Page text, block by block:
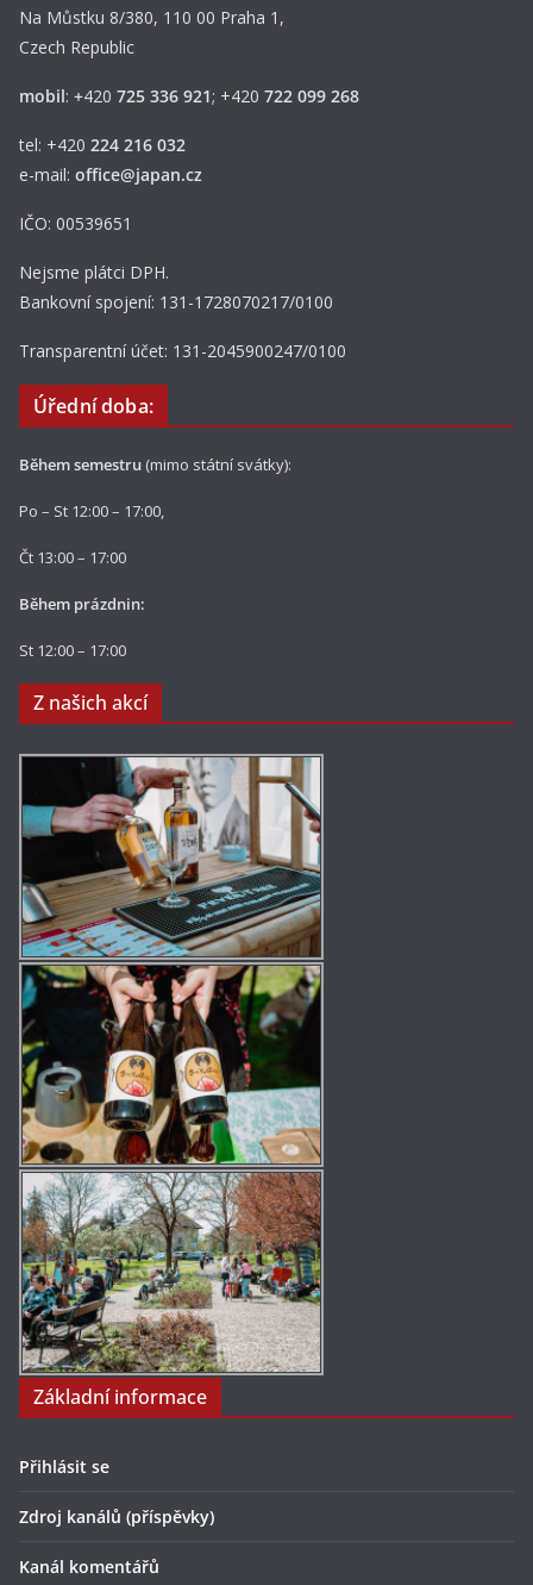
Na Můstku 8/380, 110 00 Praha 1,
Czech Republic
mobil: +420 725 336 921; +420 722 099 268
tel: +420 224 216 032
e-mail: office@japan.cz
IČO: 00539651
Nejsme plátci DPH.
Bankovní spojení: 131-1728070217/0100
Transparentní účet: 131-2045900247/0100
Úřední doba:
Během semestru (mimo státní svátky):
Po – St 12:00 – 17:00,
Čt 13:00 – 17:00
Během prázdnin:
St 12:00 – 17:00
Z našich akcí
Základní informace
Přihlásit se
Zdroj kanálů (příspěvky)
Kanál komentářů